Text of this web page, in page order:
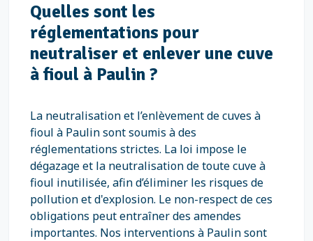
Quelles sont les
réglementations pour
neutraliser et enlever une cuve
à fioul à Paulin ?
La neutralisation et l’enlèvement de cuves à
fioul à Paulin sont soumis à des
réglementations strictes. La loi impose le
dégazage et la neutralisation de toute cuve à
fioul inutilisée, afin d’éliminer les risques de
pollution et d'explosion. Le non-respect de ces
obligations peut entraîner des amendes
importantes. Nos interventions à Paulin sont